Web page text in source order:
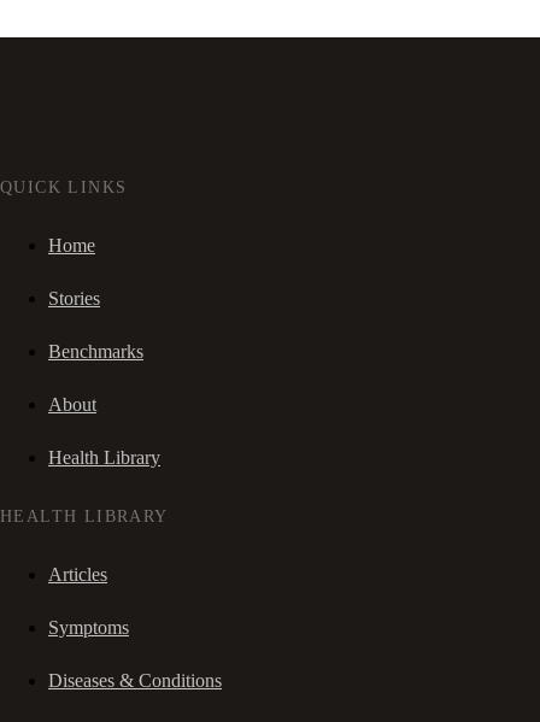
QUICK LINKS
Home
Stories
Benchmarks
About
Health Library
HEALTH LIBRARY
Articles
Symptoms
Diseases & Conditions